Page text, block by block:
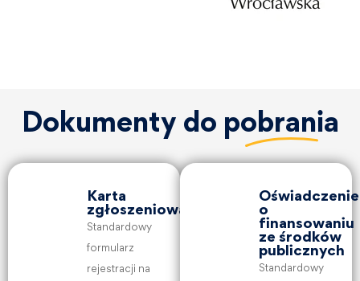
Dokumenty do pobrania
Karta
zgłoszeniowa
Standardowy
formularz
rejestracji na
Oświadczenie
o
finansowaniu
ze środków
publicznych
Standardowy